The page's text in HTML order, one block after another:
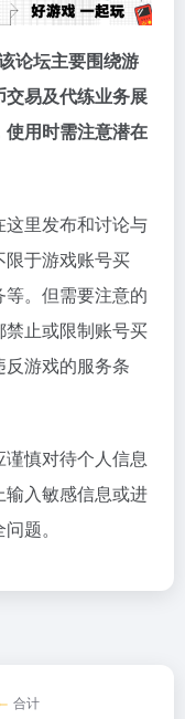
论坛主要围绕游
易及代练业务展
用时需注意潜在
里发布和讨论与
于游戏账号买
。但需要注意的
止或限制账号买
游戏的服务条
慎对待个人信息
入敏感信息或进
题。